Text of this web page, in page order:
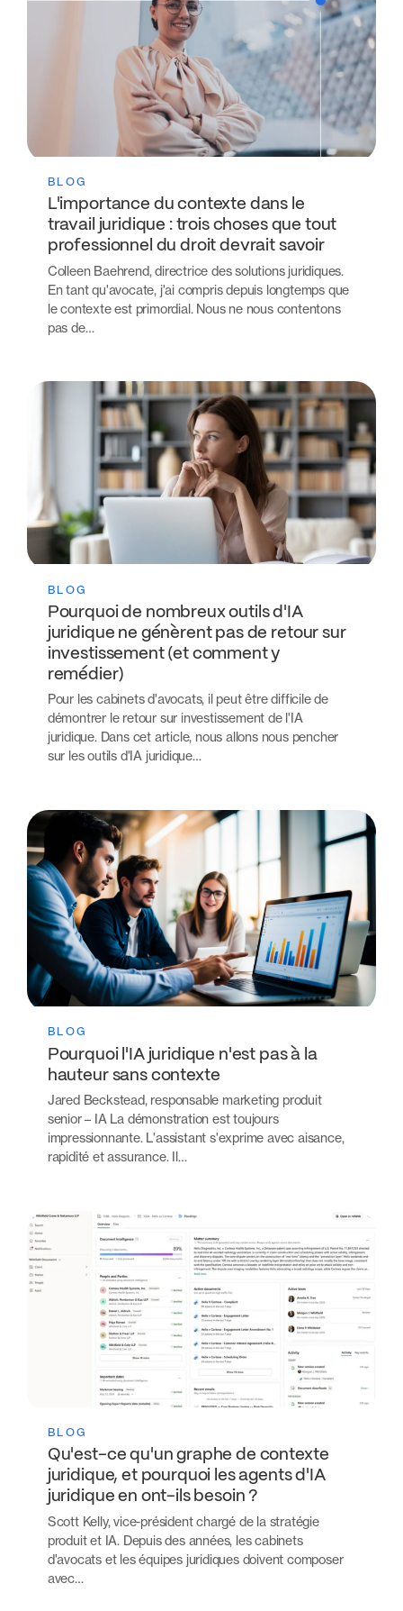
BLOG
L'importance du contexte dans le
travail juridique : trois choses que tout
professionnel du droit devrait savoir
Colleen Baehrend, directrice des solutions juridiques.
En tant qu'avocate, j'ai compris depuis longtemps que
le contexte est primordial. Nous ne nous contentons
pas de…
BLOG
Pourquoi de nombreux outils d'IA
juridique ne génèrent pas de retour sur
investissement (et comment y
remédier)
Pour les cabinets d'avocats, il peut être difficile de
démontrer le retour sur investissement de l'IA
juridique. Dans cet article, nous allons nous pencher
sur les outils d'IA juridique…
BLOG
Pourquoi l'IA juridique n'est pas à la
hauteur sans contexte
Jared Beckstead, responsable marketing produit
senior – IA La démonstration est toujours
impressionnante. L'assistant s'exprime avec aisance,
rapidité et assurance. Il…
BLOG
Qu'est-ce qu'un graphe de contexte
juridique, et pourquoi les agents d'IA
juridique en ont-ils besoin ?
Scott Kelly, vice-président chargé de la stratégie
produit et IA. Depuis des années, les cabinets
d'avocats et les équipes juridiques doivent composer
avec…